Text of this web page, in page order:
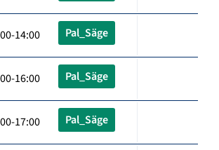
14:00 Pal_Säge
16:00 Pal_Säge
17:00 Pal_Säge